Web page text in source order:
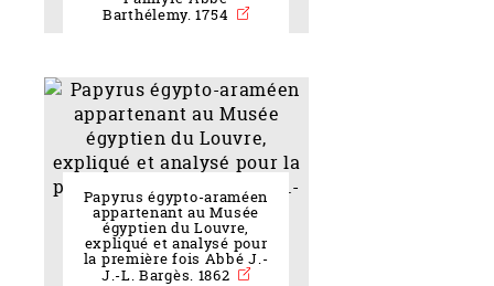
Barthélemy. 1754
Papyrus égypto-araméen
appartenant au Musée
égyptien du Louvre,
expliqué et analysé pour
la première fois Abbé J.-
J.-L. Bargès. 1862